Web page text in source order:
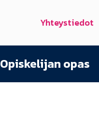
Yhteystiedot
Opiskelijan opas